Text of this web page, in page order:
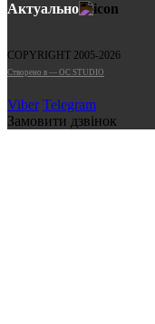
Актуально
COPYRIGHT 2005-2026
Cтворено в — OC STUDIO
Viber Telegram
Замовити дзвінок